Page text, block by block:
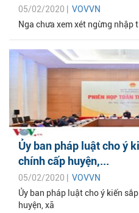
05/02/2020 | VOVVN
Nga chưa xem xét ngừng nhập
Ủy ban pháp luật cho ý
chính cấp huyện,...
05/02/2020 | VOVVN
Ủy ban pháp luật cho ý kiến
huyện, xã